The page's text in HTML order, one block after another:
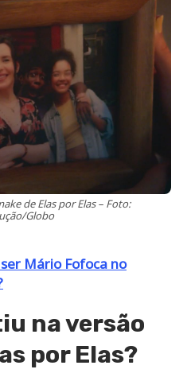
de Elas por Elas – Foto:
Globo
Mário Fofoca no
na versão
por Elas?